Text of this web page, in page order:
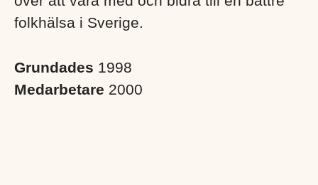
folkhälsa i Sverige. ​
Grundades 1998
Medarbetare 2000